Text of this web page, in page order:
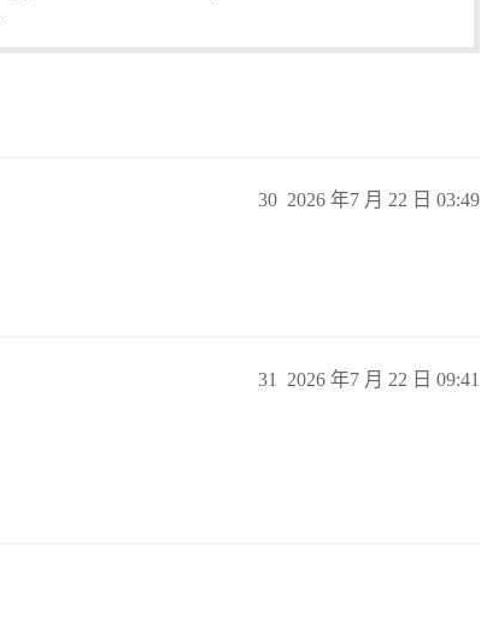
2026 年7 月 22 日 03:49
30
2026 年7 月 22 日 09:41
31